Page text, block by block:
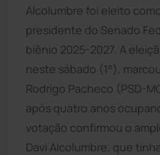
Alcolumbre foi eleito
presidente do Senado
biênio 2025-2027. A
neste sábado (1°),
Rodrigo Pacheco (PSD-
após quatro anos
votação confirmou o
Davi Alcolumbre, que